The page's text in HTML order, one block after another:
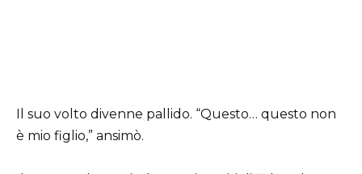
Il suo volto divenne pallido. “Questo… questo non
è mio figlio,” ansimò.